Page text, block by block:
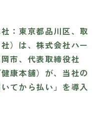
：東京都品川区、取
）は、株式会社ハー
市、代表取締役社
康本舗）が、当社の
てから払い」を導入